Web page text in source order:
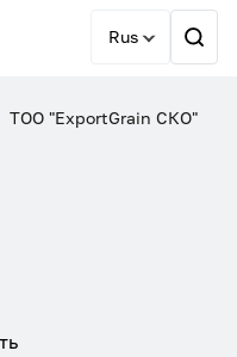
Rus
ТОО "ExportGrain СКО"